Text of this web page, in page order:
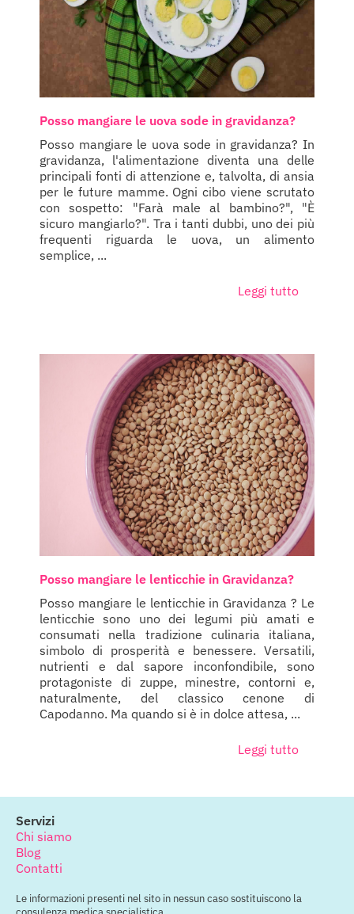
Posso mangiare le uova sode in gravidanza?
Posso mangiare le uova sode in gravidanza? In
gravidanza, l'alimentazione diventa una delle
principali fonti di attenzione e, talvolta, di ansia
per le future mamme. Ogni cibo viene scrutato
con sospetto: "Farà male al bambino?", "È
sicuro mangiarlo?". Tra i tanti dubbi, uno dei più
frequenti riguarda le uova, un alimento
semplice, ...
Leggi tutto
Posso mangiare le lenticchie in Gravidanza?
Posso mangiare le lenticchie in Gravidanza ? Le
lenticchie sono uno dei legumi più amati e
consumati nella tradizione culinaria italiana,
simbolo di prosperità e benessere. Versatili,
nutrienti e dal sapore inconfondibile, sono
protagoniste di zuppe, minestre, contorni e,
naturalmente, del classico cenone di
Capodanno. Ma quando si è in dolce attesa, ...
Leggi tutto
Servizi
Chi siamo
Blog
Contatti
Le informazioni presenti nel sito in nessun caso sostituiscono la